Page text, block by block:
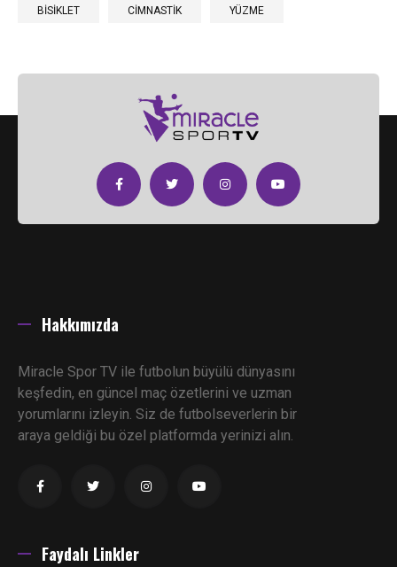
BİSİKLET CİMNASTİK YÜZME
Hakkımızda
Miracle Spor TV ile futbolun büyülü dünyasını
keşfedin, en güncel maç özetlerini ve uzman
yorumlarını izleyin. Siz de futbolseverlerin bir
araya geldiği bu özel platformda yerinizi alın.
Faydalı Linkler